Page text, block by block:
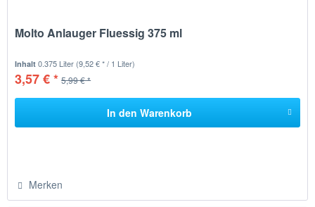
Molto Anlauger Fluessig 375 ml
Inhalt0.375 Liter (9,52 € * / 1 Liter)
3,57 € * 5,99 € *
In den Warenkorb
Merken